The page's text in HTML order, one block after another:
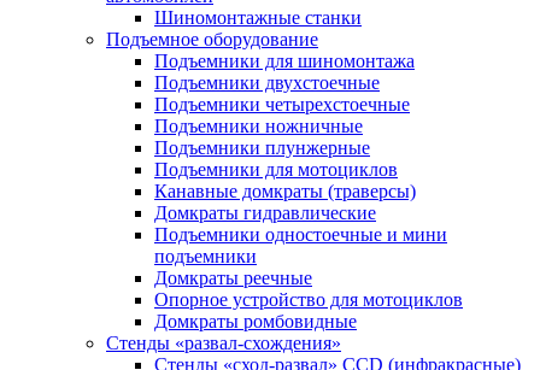
Шиномонтажные станки
Подъемное оборудование
Подъемники для шиномонтажа
Подъемники двухстоечные
Подъемники четырехстоечные
Подъемники ножничные
Подъемники плунжерные
Подъемники для мотоциклов
Канавные домкраты (траверсы)
Домкраты гидравлические
Подъемники одностоечные и мини
подъемники
Домкраты реечные
Опорное устройство для мотоциклов
Домкраты ромбовидные
Стенды «развал-схождения»
Стенды «сход-развал» CCD (инфракрасные)